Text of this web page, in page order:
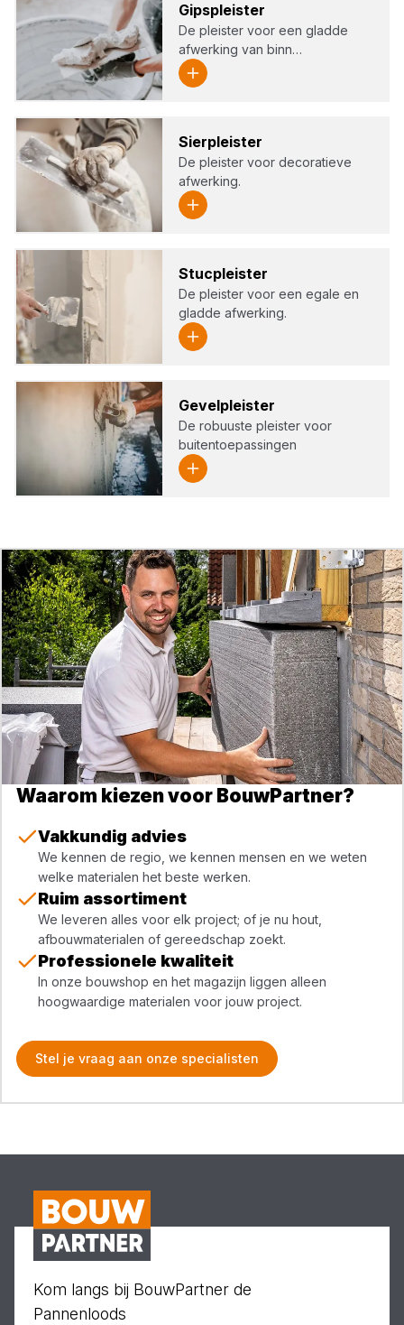
Gips­pleis­ter
De pleister voor een gladde
afwerking van binn…
Sier­pleis­ter
De pleister voor decoratieve
afwerking.
Stuc­pleis­ter
De pleister voor een egale en
gladde afwerking.
Gevel­pleis­ter
De robuuste pleister voor
buitentoepassingen
Waarom kiezen voor BouwPartner?
Vakkundig advies
We kennen de regio, we kennen mensen en we weten
welke materialen het beste werken.
Ruim assortiment
We leveren alles voor elk project; of je nu hout,
afbouwmaterialen of gereedschap zoekt.
Professionele kwaliteit
In onze bouwshop en het magazijn liggen alleen
hoogwaardige materialen voor jouw project.
Stel je vraag aan onze specialisten
Kom langs bij BouwPartner de
Pannenloods